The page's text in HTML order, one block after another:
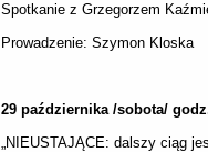
Spotkanie z Grzegorzem
Prowadzenie: Szymon Kloska
29 października /sobota/
„NIEUSTAJĄCE: dalszy ciąg